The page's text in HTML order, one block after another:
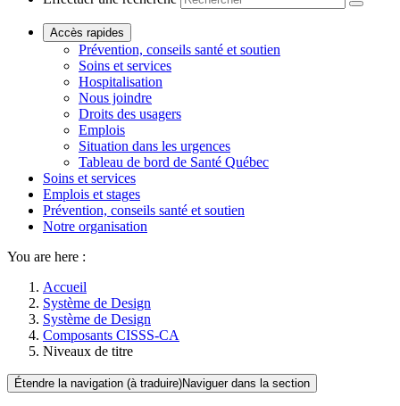
Accès rapides
Prévention, conseils santé et soutien
Soins et services
Hospitalisation
Nous joindre
Droits des usagers
Emplois
Situation dans les urgences
Tableau de bord de Santé Québec
Soins et services
Emplois et stages
Prévention, conseils santé et soutien
Notre organisation
You are here :
Accueil
Système de Design
Système de Design
Composants CISSS-CA
Niveaux de titre
Étendre la navigation (à traduire)Naviguer dans la section